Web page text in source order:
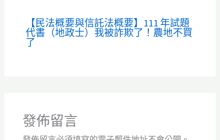
【民法概要與信託法概要】111 年試題
代書（地政士）我被詐欺了！農地不買
了
發佈留言